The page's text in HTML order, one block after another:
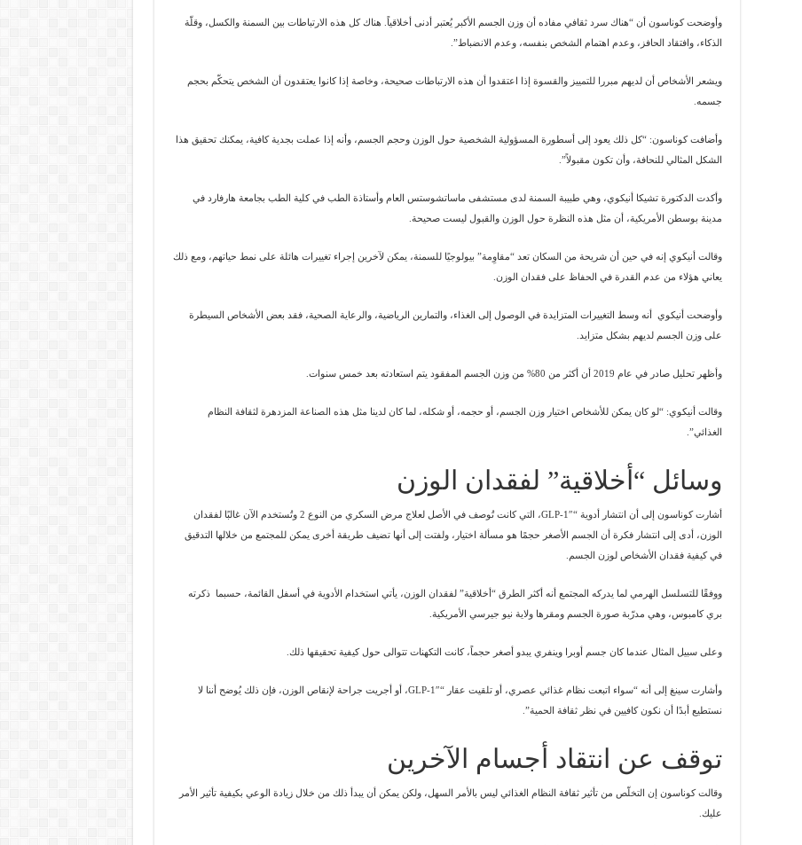
وأوضحت كوناسون أن “هناك سرد ثقافي مفاده أن وزن الجسم الأكبر يُعتبر أدنى أخلاقياً. هناك كل هذه الارتباطات بين السمنة والكسل، وقلّة
الذكاء، وافتقاد الحافز، وعدم اهتمام الشخص بنفسه، وعدم الانضباط”.
ويشعر الأشخاص أن لديهم مبررا للتمييز والقسوة إذا اعتقدوا أن هذه الارتباطات صحيحة، وخاصة إذا كانوا يعتقدون أن الشخص يتحكّم بحجم
جسمه.
وأضافت كوناسون: “كل ذلك يعود إلى أسطورة المسؤولية الشخصية حول الوزن وحجم الجسم، وأنه إذا عملت بجدية كافية، يمكنك تحقيق هذا
الشكل المثالي للنحافة، وأن تكون مقبولاً”.
وأكدت الدكتورة تشيكا أنيكوي، وهي طبيبة السمنة لدى مستشفى ماساتشوستس العام وأستاذة الطب في كلية الطب بجامعة هارفارد في
مدينة بوسطن الأمريكية، أن مثل هذه النظرة حول الوزن والقبول ليست صحيحة.
وقالت أنيكوي إنه في حين أن شريحة من السكان تعد “مقاوِمة” بيولوجيًا للسمنة، يمكن لآخرين إجراء تغييرات هائلة على نمط حياتهم، ومع ذلك
يعاني هؤلاء من عدم القدرة في الحفاظ على فقدان الوزن.
وأوضحت أنيكوي أنه وسط التغييرات المتزايدة في الوصول إلى الغذاء، والتمارين الرياضية، والرعاية الصحية، فقد بعض الأشخاص السيطرة
على وزن الجسم لديهم بشكل متزايد.
وأظهر تحليل صادر في عام 2019 أن أكثر من 80% من وزن الجسم المفقود يتم استعادته بعد خمس سنوات.
وقالت أنيكوي: “لو كان يمكن للأشخاص اختيار وزن الجسم، أو حجمه، أو شكله، لما كان لدينا مثل هذه الصناعة المزدهرة لثقافة النظام
الغذائي”.
وسائل “أخلاقية” لفقدان الوزن
أشارت كوناسون إلى أن انتشار أدوية “GLP-1″، التي كانت تُوصف في الأصل لعلاج مرض السكري من النوع 2 وتُستخدم الآن غالبًا لفقدان
الوزن، أدى إلى انتشار فكرة أن الجسم الأصغر حجمًا هو مسألة اختيار، ولفتت إلى أنها تضيف طريقة أخرى يمكن للمجتمع من خلالها التدقيق
في كيفية فقدان الأشخاص لوزن الجسم.
ووفقًا للتسلسل الهرمي لما يدركه المجتمع أنه أكثر الطرق “أخلاقية” لفقدان الوزن، يأتي استخدام الأدوية في أسفل القائمة، حسبما ذكرته
بري كامبوس، وهي مدرّبة صورة الجسم ومقرها ولاية نيو جيرسي الأمريكية.
وعلى سبيل المثال عندما كان جسم أوبرا وينفري يبدو أصغر حجماً، كانت التكهنات تتوالى حول كيفية تحقيقها ذلك.
وأشارت سينغ إلى أنه “سواء اتبعت نظام غذائي عصري، أو تلقيت عقار “GLP-1″، أو أجريت جراحة لإنقاص الوزن، فإن ذلك يُوضح أننا لا
نستطيع أبدًا أن نكون كافيين في نظر ثقافة الحمية”.
توقف عن انتقاد أجسام الآخرين
وقالت كوناسون إن التخلّص من تأثير ثقافة النظام الغذائي ليس بالأمر السهل، ولكن يمكن أن يبدأ ذلك من خلال زيادة الوعي بكيفية تأثير الأمر
عليك.